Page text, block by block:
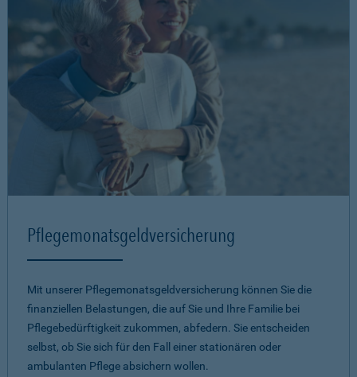
Pflegemonatsgeld­versicherung
Mit unserer Pflegemonatsgeld­versicherung können Sie die
finanziellen Belastungen, die auf Sie und Ihre Familie bei
Pflegebedürftigkeit zukommen, abfedern. Sie entscheiden
selbst, ob Sie sich für den Fall einer stationären oder
ambulanten Pflege absichern wollen.